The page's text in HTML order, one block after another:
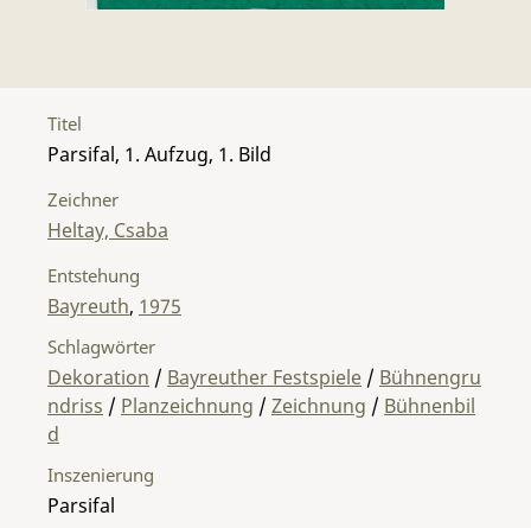
Titel
Parsifal, 1. Aufzug, 1. Bild
Zeichner
Heltay, Csaba
Entstehung
Bayreuth, 1975
Inszenierung
Parsifal
Schlagwörter
Dekoration / Bayreuther Festspiele / Bühnengru
ndriss / Planzeichnung / Zeichnung / Bühnenbil
d